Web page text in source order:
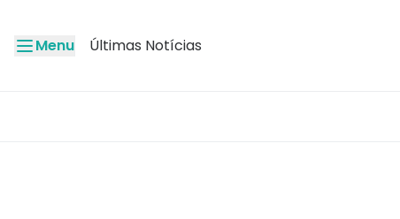
Menu Últimas Notícias